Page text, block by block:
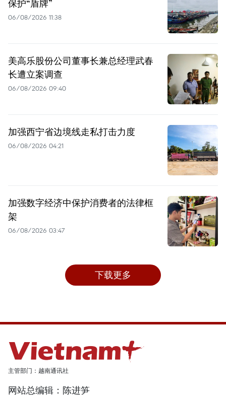
保护“盾牌”
06/08/2026 11:38
美高乐股份公司董事长兼总经理武春
长遭立案调查
06/08/2026 09:40
加强西宁省边境线走私打击力度
06/08/2026 04:21
加强数字经济中保护消费者的法律框
架
06/08/2026 03:47
下载更多
主管部门：越南通讯社
网站总编辑：陈进笋